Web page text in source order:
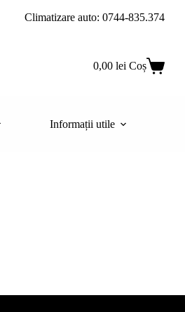
Climatizare auto: 0744-835.374
0,00 lei Coș
Informații utile